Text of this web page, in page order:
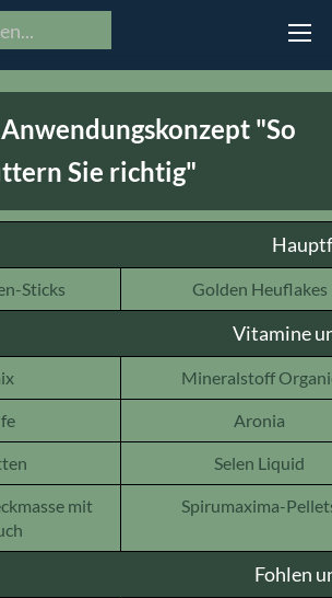
"So
Sie richtig"
Sticks Golden Heuflakes
Vitamine
Mineralstoff
Aronia
Selen Liquid
mit
Spirumaxima-
Fohlen